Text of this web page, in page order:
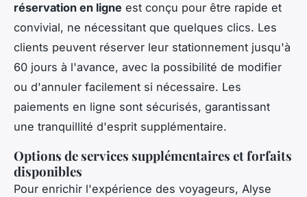
réservation en ligne est conçu pour être rapide et
convivial, ne nécessitant que quelques clics. Les
clients peuvent réserver leur stationnement jusqu'à
60 jours à l'avance, avec la possibilité de modifier
ou d'annuler facilement si nécessaire. Les
paiements en ligne sont sécurisés, garantissant
une tranquillité d'esprit supplémentaire.
Options de services supplémentaires et forfaits
disponibles
Pour enrichir l'expérience des voyageurs, Alyse